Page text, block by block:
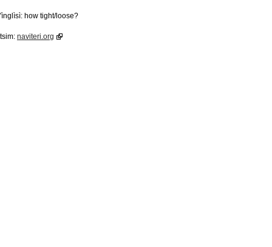
'ìnglìsì: how tight/loose?
tsim: naviteri.org